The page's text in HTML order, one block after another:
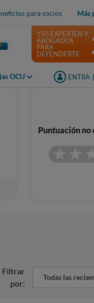
para socios Más
OCU ENTRA
150 EXPERTOS Y
ABOGADOS
PARA
DEFENDERTE
Puntuación no
Filtrar
por:
Todas las